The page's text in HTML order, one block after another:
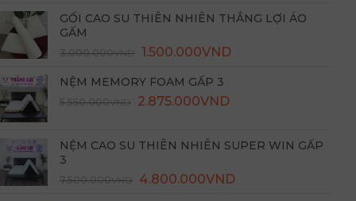
3.000.000VND.là:
GỐI CAO SU THIÊN NHIÊN THẮNG LỢI ÁO
GẤM
3.000.000VND Giá
là:
3.000.000VND.
1.500.000VNDGiá
NỆM MEMORY FOAM GẤP 3
5.550.000VND 2.875.000VND
NỆM CAO SU THIÊN NHIÊN SUPER WIN GẤP
3
7.500.000VND 4.800.000VND